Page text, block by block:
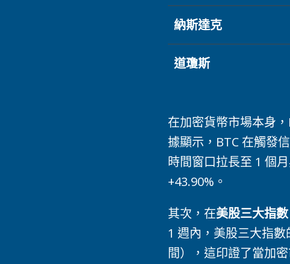
納斯達克
道瓊斯
在加密貨幣市場本身，
據顯示，BTC 在觸發
時間窗口拉長至 1 個
+43.90%。
其次，在美股三大指
1 週內，美股三大指
間），這印證了當加